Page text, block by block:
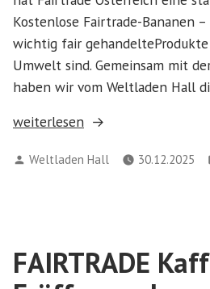
Kostenlose Fairtrade-Bananen
wichtig fair
Umwelt sind. Gemeinsam mit
haben wir vom Weltladen Hall
„Bananen
Klima!“
weiterlesen
Verfasst
Weltladen Hall 30.12.2025
FAIRTRADE